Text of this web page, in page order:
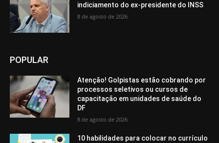
indiciamento do ex-presidente do INSS
8 de agosto de 2026
POPULAR
Atenção! Golpistas estão cobrando por
processos seletivos ou cursos de
capacitação em unidades de saúde do
DF
8 de agosto de 2026
10 habilidades para colocar no currículo